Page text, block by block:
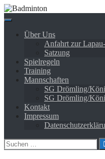
Springe
zum
Über Uns
Anfahrt zur
Satzung
Spielregeln
Training
Mannschaften
SG Drömling/
SG Drömling/
Kontakt
Impressum
Suchen
nach: